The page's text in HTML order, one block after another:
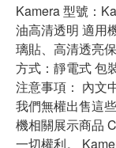
Kamera 型號：
油高清透明 適用
璃貼、高清透亮
方式：靜電式 包
注意事項： 內文
我們無權出售這
機相關展示商品
一切權利。